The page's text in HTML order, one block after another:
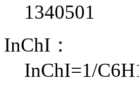
1340501
InChI：
InChI=1/